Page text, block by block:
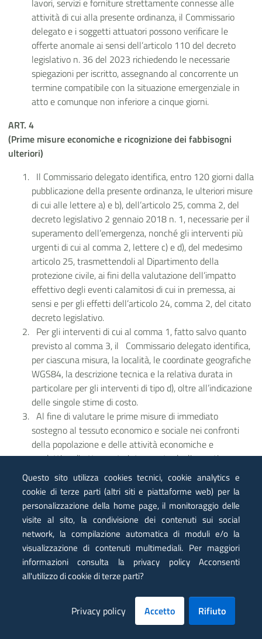
lavori, servizi e forniture strettamente connesse alle
attività di cui alla presente ordinanza, il Commissario
delegato e i soggetti attuatori possono verificare le
offerte anomale ai sensi dell’articolo 110 del decreto
legislativo n. 36 del 2023 richiedendo le necessarie
spiegazioni per iscritto, assegnando al concorrente un
termine compatibile con la situazione emergenziale in
atto e comunque non inferiore a cinque giorni.
ART. 4
(Prime misure economiche e ricognizione dei fabbisogni
ulteriori)
Il Commissario delegato identifica, entro 120 giorni dalla
pubblicazione della presente ordinanza, le ulteriori misure
di cui alle lettere a) e b), dell’articolo 25, comma 2, del
decreto legislativo 2 gennaio 2018 n. 1, necessarie per il
superamento dell’emergenza, nonché gli interventi più
urgenti di cui al comma 2, lettere c) e d), del medesimo
articolo 25, trasmettendoli al Dipartimento della
protezione civile, ai fini della valutazione dell’impatto
effettivo degli eventi calamitosi di cui in premessa, ai
sensi e per gli effetti dell’articolo 24, comma 2, del citato
decreto legislativo.
Per gli interventi di cui al comma 1, fatto salvo quanto
previsto al comma 3, il Commissario delegato identifica,
per ciascuna misura, la località, le coordinate geografiche
WGS84, la descrizione tecnica e la relativa durata in
particolare per gli interventi di tipo d), oltre all’indicazione
delle singole stime di costo.
Al fine di valutare le prime misure di immediato
sostegno al tessuto economico e sociale nei confronti
della popolazione e delle attività economiche e
produttive direttamente interessate dagli eventi
calamitosi citati in premessa, di cui all’articolo 25, comma
2, lettera c), del decreto legislativo 2 gennaio 2018, n. 1,
il Commissario delegato definisce, anche attraverso la
predisposizione di apposite piattaforme informatiche che
consentano senza ulteriori oneri a carico delle risorse
stanziate per l’emergenza la compilazione della
modulistica di cui al comma 6, la stima delle risorse a tal
fine necessarie secondo i seguenti criteri e massimali:
a) per attivare le prime misure economiche di immediato
sostegno al tessuto sociale nei confronti dei nuclei
familiari la cui abitazione principale, abituale e
continuativa risulti compromessa, a causa degli eventi in
Questo sito utilizza cookies tecnici, cookie analytics e
cookie di terze parti (altri siti e piattaforme web) per la
personalizzazione della home page, il monitoraggio delle
visite al sito, la condivisione dei contenuti sui social
network, la compilazione automatica di moduli e/o la
visualizzazione di contenuti multimediali. Per maggiori
informazioni consulta la privacy policy Acconsenti
all'utilizzo di cookie di terze parti?
Privacy policy Accetto Rifiuto